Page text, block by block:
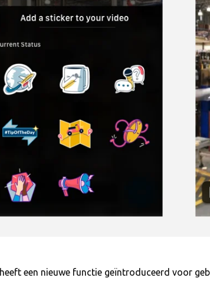
heeft een nieuwe functie geïntroduceerd voor